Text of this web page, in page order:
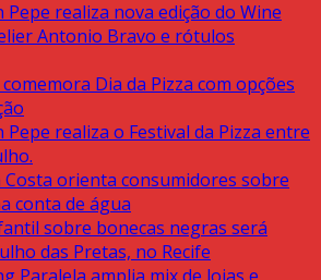
Pepe realiza nova edição do Wine
Antonio Bravo e rótulos
Dia da Pizza com opções
Pepe realiza o Festival da Pizza entre
Costa orienta consumidores sobre
conta de água
sobre bonecas negras será
das Pretas, no Recife